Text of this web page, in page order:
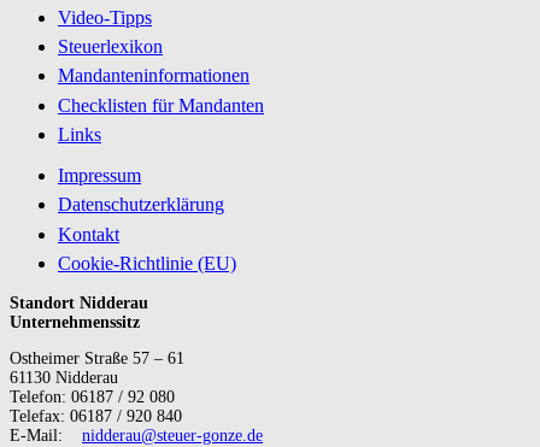
Video-Tipps
Steuerlexikon
Mandanteninformationen
Checklisten für Mandanten
Links
Impressum
Datenschutzerklärung
Kontakt
Cookie-Richtlinie (EU)
Standort Nidderau
Unternehmenssitz
Ostheimer Straße 57 – 61
61130 Nidderau
Telefon: 06187 / 92 080
Telefax: 06187 / 920 840
E-Mail: nidderau@steuer-gonze.de